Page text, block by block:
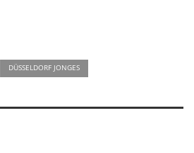
DÜSSELDORF JONGES